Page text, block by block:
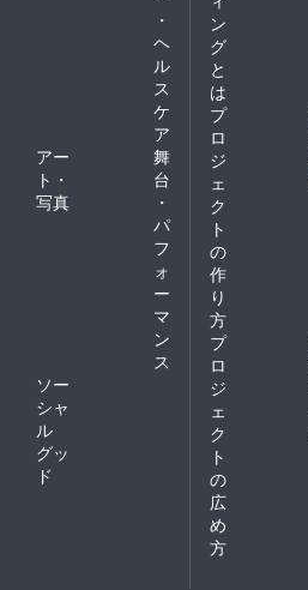
・
ヘ
ル
ス
ケ
ア
アー
ト・
写真
舞
台
・
パ
フ
ォ
ー
マ
ン
ス
ソー
シャ
ル
グッ
ド
ン
グ
と
は
プ
ロ
ジ
ェ
ク
ト
の
作
り
方
プ
ロ
ジ
ェ
ク
ト
の
広
め
方